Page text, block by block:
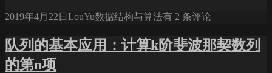
并
进
发
于
2019年4月22日 作
LouYu分
数据结构与算法递
计
算
有 2 条评论
队列的基本应用：计算k阶斐波那契数列
的第n项